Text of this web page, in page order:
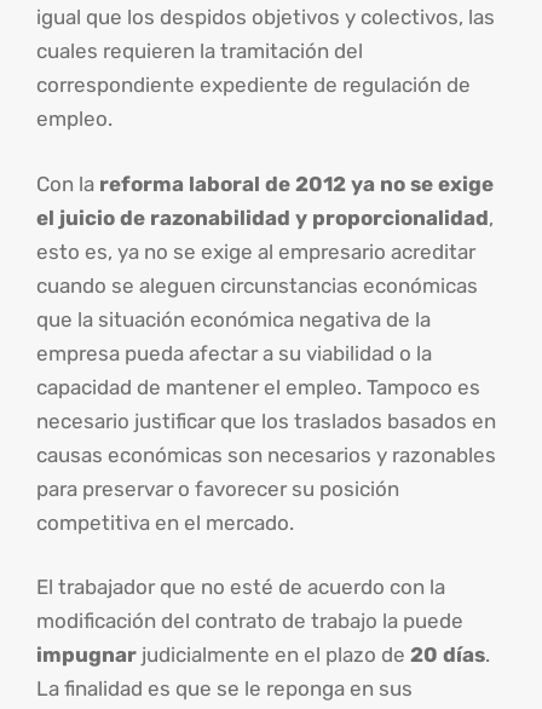
igual que los despidos objetivos y colectivos, las
cuales requieren la tramitación del
correspondiente expediente de regulación de
empleo.
Con la reforma laboral de 2012 ya no se exige
el juicio de razonabilidad y proporcionalidad,
esto es, ya no se exige al empresario acreditar
cuando se aleguen circunstancias económicas
que la situación económica negativa de la
empresa pueda afectar a su viabilidad o la
capacidad de mantener el empleo. Tampoco es
necesario justificar que los traslados basados en
causas económicas son necesarios y razonables
para preservar o favorecer su posición
competitiva en el mercado.
El trabajador que no esté de acuerdo con la
modificación del contrato de trabajo la puede
impugnar judicialmente en el plazo de 20 días.
La finalidad es que se le reponga en sus